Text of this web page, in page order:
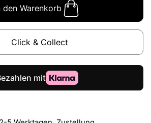
den Warenkorb
Click & Collect